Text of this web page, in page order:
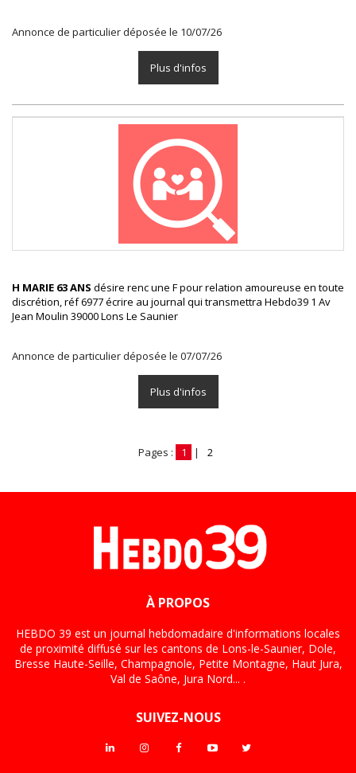
Annonce de particulier déposée le 10/07/26
Plus d'infos
H MARIE 63 ANS désire renc une F pour relation amoureuse en toute
discrétion, réf 6977 écrire au journal qui transmettra Hebdo39 1 Av
Jean Moulin 39000 Lons Le Saunier
Annonce de particulier déposée le 07/07/26
Plus d'infos
Pages : 1 | 2
À PROPOS
HEBDO 39 est un journal hebdomadaire d'informations locales
de proximité diffusé sur les cantons de Lons-le-Saunier, Dole,
Bresse Haute-Seille, Champagnole, Petite Montagne, Haut Jura,
Val de Saône, Jura Nord... .
SUIVEZ-NOUS